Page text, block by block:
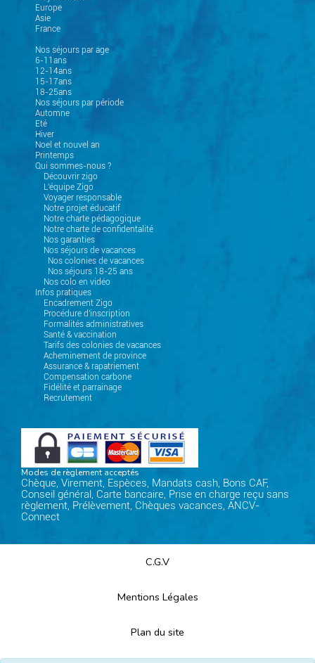
Europe
Asie
France
Nos séjours par age
6-11ans
12-14ans
15-17ans
18-25ans
Nos séjours par période
Automne
Eté
Hiver
Noel et nouvel an
Printemps
Qui sommes-nous ?
Découvrir zigo
L'équipe Zigo
Voyager responsable
Notre projet éducatif
Notre charte pédagogique
Notre charte de confidentalité
Nos garanties
Nos séjours de vacances
Nos colonies de vacances
Nos séjours 18-25 ans
Nos colo en vidéo
Infos pratiques
Encadrement Zigo
Procédure d'inscription
Formalités administratives
Santé & vaccination
Tarifs des colonies de vacances
Acheminement de province
Assurance & rapatriement
Compensation carbone
Fidélité et parrainage
Recrutement
Modes de règlement acceptés
Chèque, Virement, Espèces, Mandats cash, Bons CAF,
Conseil général, Carte bancaire, Prise en charge reçu sans
règlement, Prélèvement, Chèques vacances, ANCV-
Connect
C.G.V
Mentions Légales
Plan du site